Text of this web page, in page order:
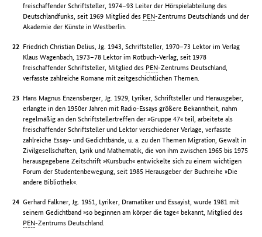
freischaffender Schriftsteller, 1974–93 Leiter der Hörspielabteilung des
Deutschlandfunks, seit 1969 Mitglied des PEN-Zentrums Deutschlands und der
Akademie der Künste in Westberlin.
Friedrich Christian Delius, Jg. 1943, Schriftsteller, 1970–73 Lektor im Verlag
Klaus Wagenbach, 1973–78 Lektor im Rotbuch-Verlag, seit 1978
freischaffender Schriftsteller, Mitglied des PEN-Zentrums Deutschland,
verfasste zahlreiche Romane mit zeitgeschichtlichen Themen.
Hans Magnus Enzensberger, Jg. 1929, Lyriker, Schriftsteller und Herausgeber,
erlangte in den 1950er Jahren mit Radio-Essays größere Bekanntheit, nahm
regelmäßig an den Schriftstellertreffen der »Gruppe 47« teil, arbeitete als
freischaffender Schriftsteller und Lektor verschiedener Verlage, verfasste
zahlreiche Essay- und Gedichtbände, u. a. zu den Themen Migration, Gewalt in
Zivilgesellschaften, Lyrik und Mathematik, die von ihm zwischen 1965 bis 1975
herausgegebene Zeitschrift »Kursbuch« entwickelte sich zu einem wichtigen
Forum der Studentenbewegung, seit 1985 Herausgeber der Buchreihe »Die
andere Bibliothek«.
Gerhard Falkner, Jg. 1951, Lyriker, Dramatiker und Essayist, wurde 1981 mit
seinem Gedichtband »so beginnen am körper die tage« bekannt, Mitglied des
PEN-Zentrums Deutschland.